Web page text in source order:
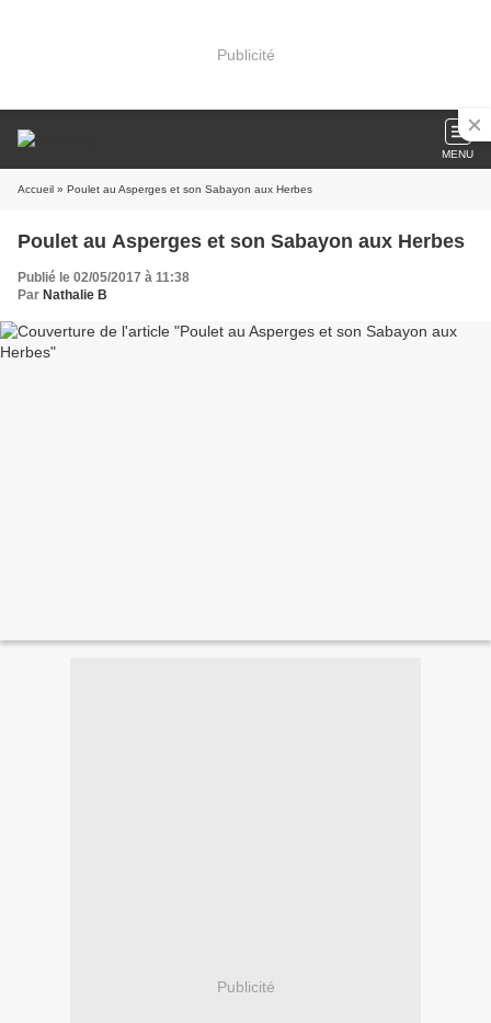
Publicité
MENU
Accueil » Poulet au Asperges et son Sabayon aux Herbes
Poulet au Asperges et son Sabayon aux Herbes
Publié le 02/05/2017 à 11:38
Par Nathalie B
Publicité